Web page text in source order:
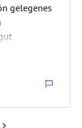
gelegenes
Personal
(jeder